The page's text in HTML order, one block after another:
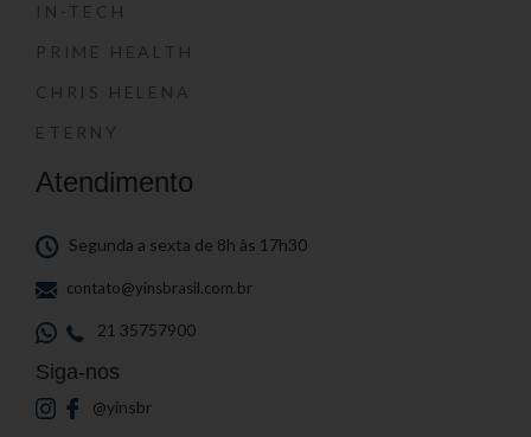
IN-TECH
PRIME HEALTH
CHRIS HELENA
ETERNY
Atendimento
Segunda a sexta de 8h às 17h30
contato@yinsbrasil.com.br
21 35757900
Siga-nos
@yinsbr